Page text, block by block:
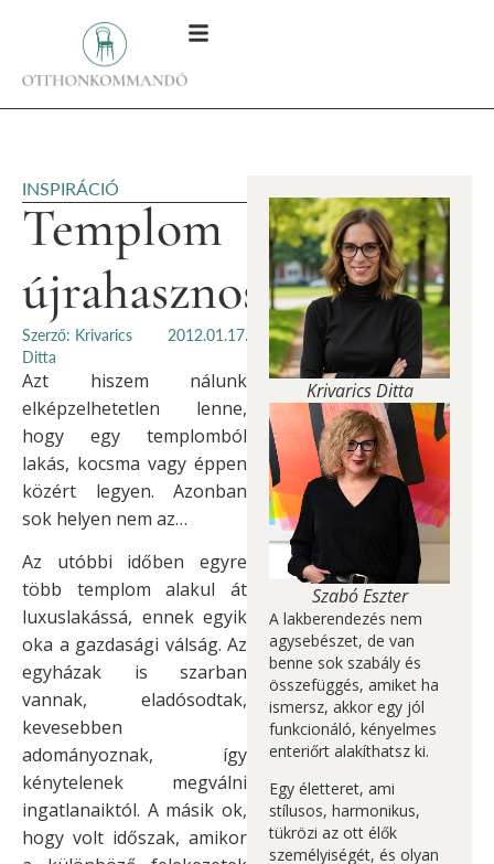
INSPIRÁCIÓ
Templom
újrahasznosítva
Szerző: Krivarics
Ditta
2012.01.17.
Azt hiszem nálunk
elképzelhetetlen lenne,
hogy egy templomból
lakás, kocsma vagy éppen
közért legyen. Azonban
sok helyen nem az…
Az utóbbi időben egyre
több templom alakul át
luxuslakássá, ennek egyik
oka a gazdasági válság. Az
egyházak is szarban
vannak, eladósodtak,
kevesebben
adományoznak, így
kénytelenek megválni
ingatlanaiktól. A másik ok,
hogy volt időszak, amikor
Krivarics Ditta
Szabó Eszter
A lakberendezés nem
agysebészet, de van
benne sok szabály és
összefüggés, amiket ha
ismersz, akkor egy jól
funkcionáló, kényelmes
enteriőrt alakíthatsz ki.
Egy életteret, ami
stílusos, harmonikus,
tükrözi az ott élők
személyiségét, és olyan